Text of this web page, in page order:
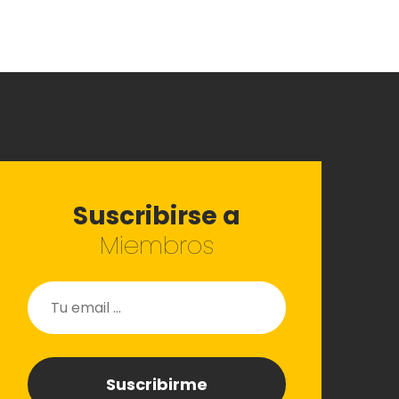
Suscribirse a
Miembros
Suscribirme